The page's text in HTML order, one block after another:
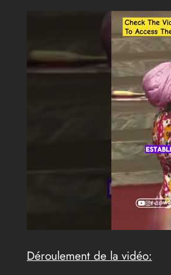
Déroulement de la vidéo: